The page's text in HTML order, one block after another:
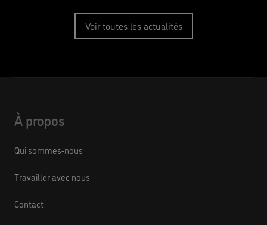
Voir toutes les actualités
À propos
Qui sommes-nous
Travailler avec nous
Contact